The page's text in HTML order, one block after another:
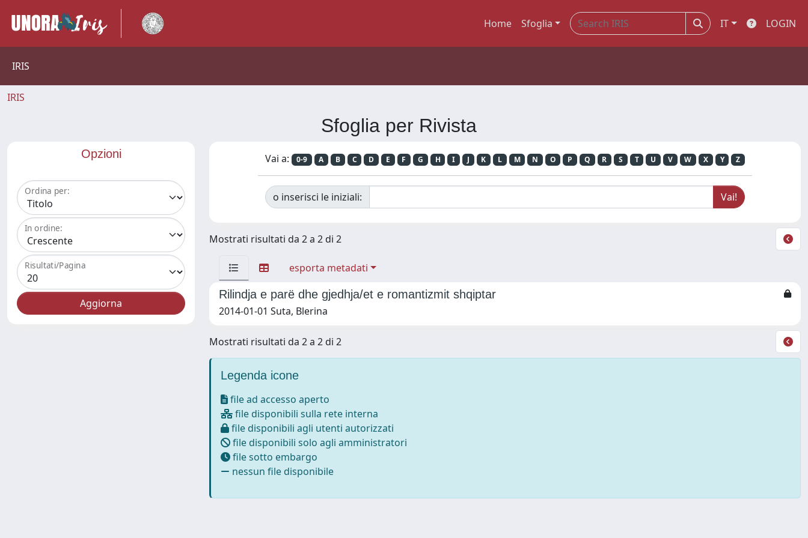
Home Sfoglia IT LOGIN
IRIS
IRIS
Sfoglia per Rivista
Opzioni
Ordina per:
In ordine:
Risultati/Pagina
Vai a: 0-9 A B C D E F G H I J K L M N O P Q R S T U V W X Y Z
o inserisci le iniziali:
Mostrati risultati da 2 a 2 di 2
esporta metadati
Rilindja e parë dhe gjedhja/et e romantizmit shqiptar
2014-01-01 Suta, Blerina
Mostrati risultati da 2 a 2 di 2
Legenda icone
file ad accesso aperto
file disponibili sulla rete interna
file disponibili agli utenti autorizzati
file disponibili solo agli amministratori
file sotto embargo
nessun file disponibile